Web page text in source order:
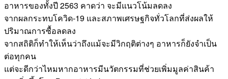
อาหารของทั้งปี 2563 คาดว่า จะมีแนวโน้มลดลง
จากผลกระทบโควิด-19 และสภาพเศรษฐกิจทั่วโลกที่ส่งผลให้
ปริมาณการซื้อลดลง
จากสถิติก็ทำให้เห็นว่าถึงแม้จะมีวิกฤติต่างๆ อาหารก็ยังจำเป็น
ต่อทุกคน
แต่จะดีกว่าไหมหากอาหารมีนวัตกรรมที่ช่วยเพิ่มมูลค่าสินค้า